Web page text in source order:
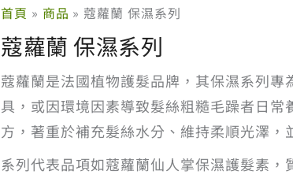
首頁 商品 蔻蘿蘭 保濕系列
蔻蘿蘭 保濕系列
蔻蘿蘭是法國植物護髮品牌，其保濕系列
具，或因環境因素導致髮絲粗糙毛躁者日
方，著重於補充髮絲水分、維持柔順光澤，
系列代表品項如蔻蘿蘭仙人掌保濕護髮素